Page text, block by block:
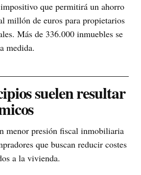
que permitirá un ahorro
millón de euros para propietarios
Más de 336.000 inmuebles se
medida.
suelen resultar
menor presión fiscal inmobiliaria
que buscan reducir costes
a la vivienda.